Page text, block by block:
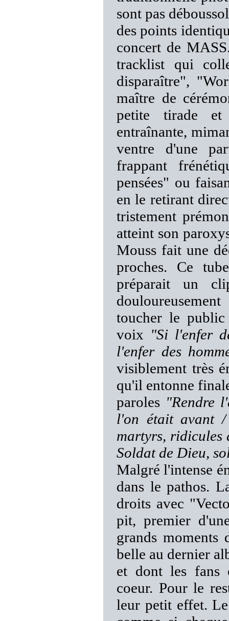
sont pas
des points
concert de
tracklist qui
disparaître",
maître de
petite tirade et
entraînante,
ventre d'une
frappant
pensées" ou
en le retirant
tristement
atteint son
Mouss fait une
proches. Ce
préparait un
toucher le
voix "Si l'enfer
l'enfer des
visiblement très
qu'il entonne
paroles "Rendre
l'on était avant
martyrs, ridicules
Soldat de Dieu,
Malgré l'intense
dans le pathos.
droits avec
pit, premier
grands
belle au dernier
et dont les fans
coeur. Pour le
leur petit effet.